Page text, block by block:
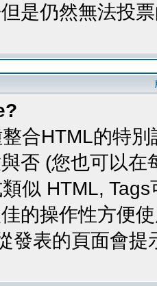
是仍然無法投
合HTML的特
否 (您也可以
似 HTML,
的操作性方便
發表的頁面會提